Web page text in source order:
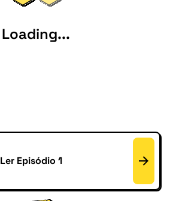
Loading...
Ler Episódio 1